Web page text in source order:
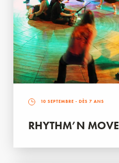
10 SEPTEMBRE - DÈS 7 ANS
RHYTHM’N MOVE